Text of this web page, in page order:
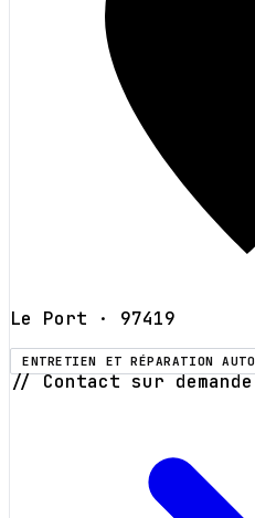
Le Port · 97419
ENTRETIEN ET RÉPARATION AUTO
// Contact sur demande